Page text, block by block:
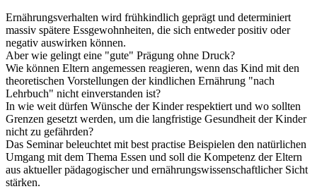
Ernährungsverhalten wird frühkindlich geprägt und determiniert
massiv spätere Essgewohnheiten, die sich entweder positiv oder
negativ auswirken können.
Aber wie gelingt eine "gute" Prägung ohne Druck?
Wie können Eltern angemessen reagieren, wenn das Kind mit den
theoretischen Vorstellungen der kindlichen Ernährung "nach
Lehrbuch" nicht einverstanden ist?
In wie weit dürfen Wünsche der Kinder respektiert und wo sollten
Grenzen gesetzt werden, um die langfristige Gesundheit der Kinder
nicht zu gefährden?
Das Seminar beleuchtet mit best practise Beispielen den natürlichen
Umgang mit dem Thema Essen und soll die Kompetenz der Eltern
aus aktueller pädagogischer und ernährungswissenschaftlicher Sicht
stärken.